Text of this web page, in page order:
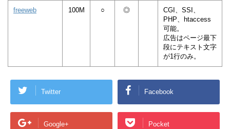
freeweb 100M ○ ◎
CGI、SSI、
PHP、htaccess
可能。
広告はページ最下
段にテキスト文字
が1行のみ。
Twitter Facebook
Google+ Pocket